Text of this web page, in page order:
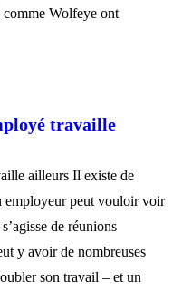
comme Wolfeye ont
travaille
ailleurs Il existe de
employeur peut vouloir voir
de réunions
y avoir de nombreuses
son travail – et un